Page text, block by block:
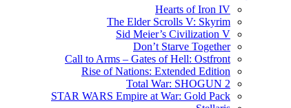
Hearts of Iron IV
The Elder Scrolls V: Skyrim
Sid Meier’s Civilization V
Don’t Starve Together
Call to Arms – Gates of Hell: Ostfront
Rise of Nations: Extended Edition
Total War: SHOGUN 2
STAR WARS Empire at War: Gold Pack